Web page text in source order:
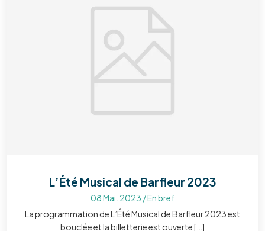
L’Été Musical de Barfleur 2023
08 Mai. 2023 /En bref
La programmation de L’Été Musical de Barfleur 2023 est
bouclée et la billetterie est ouverte […]